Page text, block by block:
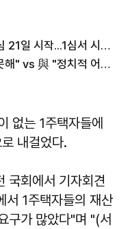
'여론조사 대납 의혹' 오세훈 항소심 21일 시작...1심서 시장직 상실형
오세훈 "용산공원 주택공급 동의 못해" vs 與 "정치적 어젠다로 사용" 맞불
없는 1주택자들에
내걸었다.
국회에서 기자회견
서 1주택자들의 재산
구가 많았다"며 "(서